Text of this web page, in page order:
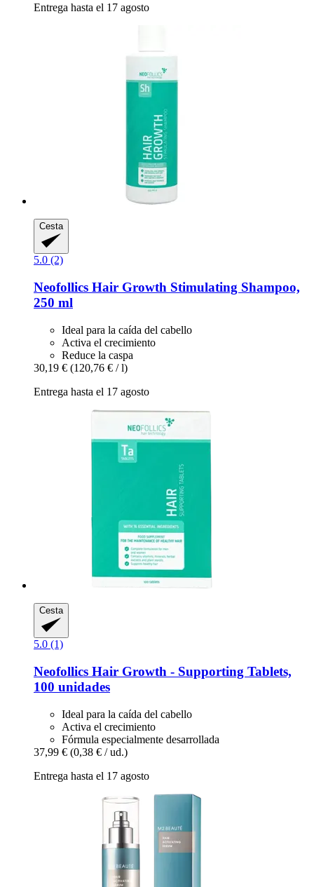
Entrega hasta el 17 agosto
Cesta
5.0 (2)
Neofollics Hair Growth Stimulating Shampoo,
250 ml
Ideal para la caída del cabello
Activa el crecimiento
Reduce la caspa
30,19 € (120,76 € / l)
Entrega hasta el 17 agosto
Cesta
5.0 (1)
Neofollics Hair Growth -​ Supporting Tablets,
100 unidades
Ideal para la caída del cabello
Activa el crecimiento
Fórmula especialmente desarrollada
37,99 € (0,38 € / ud.)
Entrega hasta el 17 agosto